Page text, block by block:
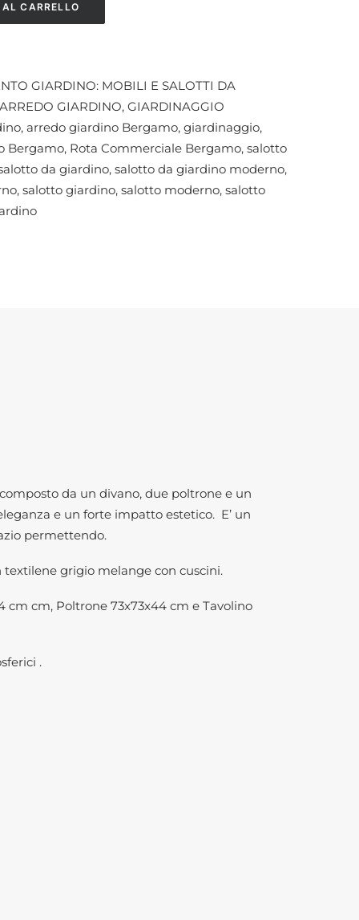
CARRELLO
GIARDINO: MOBILI E SALOTTI DA
ARREDO GIARDINO, GIARDINAGGIO
, arredo giardino Bergamo, giardinaggio,
Bergamo, Rota Commerciale Bergamo, salotto
da giardino, salotto da giardino moderno,
, salotto giardino, salotto moderno, salotto
da un divano, due poltrone e un
e un forte impatto estetico. E’ un
permettendo.
grigio melange con cuscini.
cm, Poltrone 73x73x44 cm e Tavolino
.